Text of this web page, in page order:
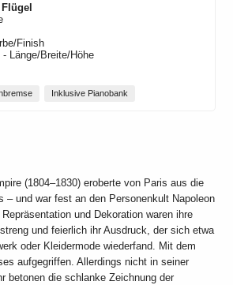
Flügel
Finish
Länge/Breite/Höhe
Inklusive Pianobank
(1804–1830) eroberte von Paris aus die
– und war fest an den Personenkult Napoleon
und Dekoration waren ihre
und feierlich ihr Ausdruck, der sich etwa
oder Kleidermode wiederfand. Mit dem
aufgegriffen. Allerdings nicht in seiner
betonen die schlanke Zeichnung der